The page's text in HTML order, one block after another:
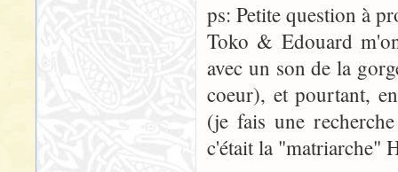
ps: Petite question à
Toko & Edouard
avec un son de la
coeur), et pourtant,
(je fais une
c'était la "matriarche"